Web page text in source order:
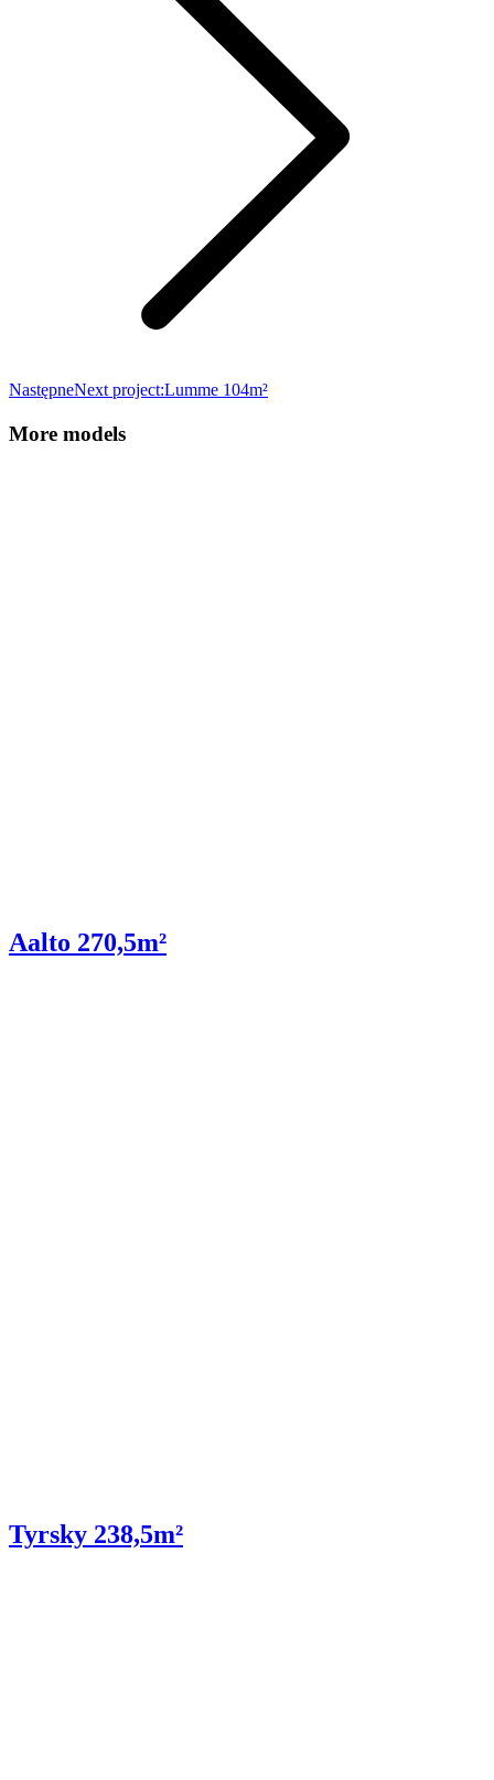
NastępneNext project:Lumme 104m²
More models
Aalto 270,5m²
Tyrsky 238,5m²